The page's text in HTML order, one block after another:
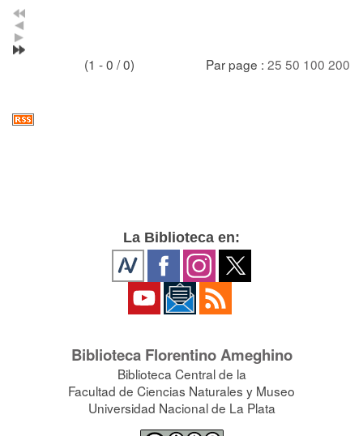
(1 - 0 / 0) Par page : 25 50 100 200
La Biblioteca en:
Biblioteca Florentino Ameghino
Biblioteca Central de la
Facultad de Ciencias Naturales y Museo
Universidad Nacional de La Plata